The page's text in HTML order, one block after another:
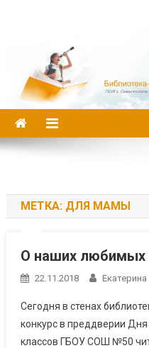
МЕТКА: ДЛЯ МАМЫ
О наших любимых
22.11.2018 Екатерина
Сегодня в стенах
конкурс в преддверии
классов ГБОУ СОШ №50